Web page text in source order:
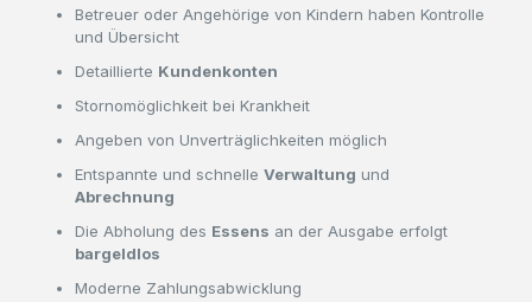
Betreuer oder Angehörige von Kindern haben Kontrolle
und Übersicht
Detaillierte Kundenkonten
Stornomöglichkeit bei Krankheit
Angeben von Unverträglichkeiten möglich
Entspannte und schnelle Verwaltung und
Abrechnung
Die Abholung des Essens an der Ausgabe erfolgt
bargeldlos
Moderne Zahlungsabwicklung